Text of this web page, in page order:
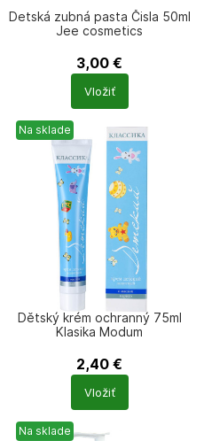
Detská zubná pasta Čisla 50ml
Jee cosmetics
3,00 €
Počet
produktů
Vložiť
Na sklade
Dětský krém ochranný 75ml
Klasika Modum
2,40 €
Počet
produktů
Vložiť
Na sklade